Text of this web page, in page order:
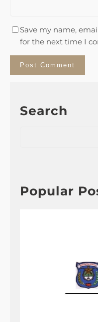
Save my name,
for the next time I
Search
h
Popular